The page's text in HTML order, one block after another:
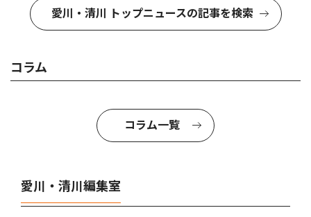
愛川・清川 トップニュースの記事を検索
コラム
コラム一覧
愛川・清川編集室